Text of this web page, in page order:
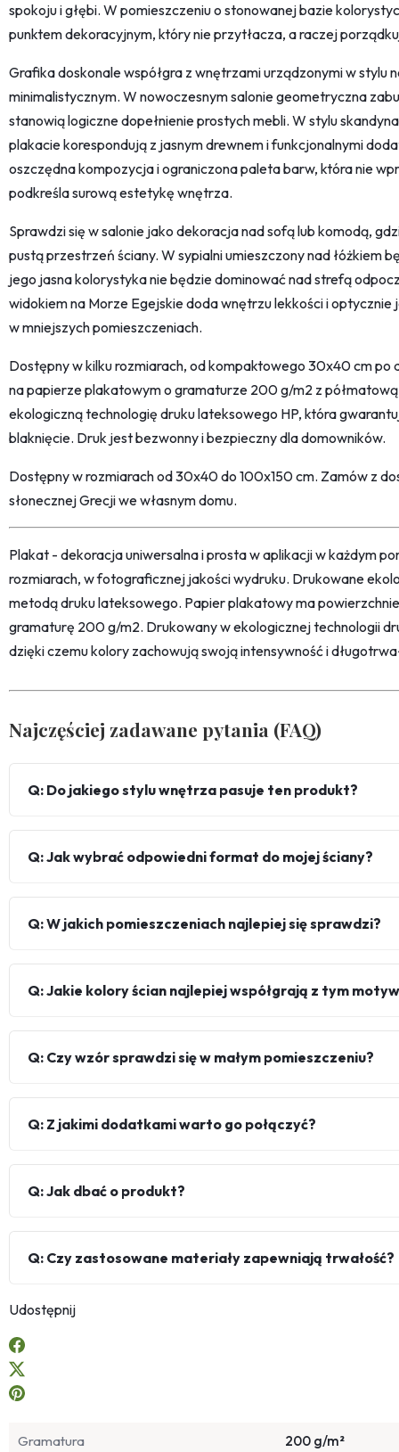
spokoju i głębi. W pomieszczeniu o stonowanej bazie
punktem dekoracyjnym, który nie przytłacza, a raczej
Grafika doskonale współgra z wnętrzami urządzonymi w stylu
minimalistycznym. W nowoczesnym salonie geometryczna
stanowią logiczne dopełnienie prostych mebli. W stylu
plakacie korespondują z jasnym drewnem i funkcjonalnymi
oszczędna kompozycja i ograniczona paleta barw, która nie
podkreśla surową estetykę wnętrza.
Sprawdzi się w salonie jako dekoracja nad sofą lub komodą,
pustą przestrzeń ściany. W sypialni umieszczony nad łóżkiem
jego jasna kolorystyka nie będzie dominować nad strefą
widokiem na Morze Egejskie doda wnętrzu lekkości i optycznie
w mniejszych pomieszczeniach.
Dostępny w kilku rozmiarach, od kompaktowego 30x40 cm
na papierze plakatowym o gramaturze 200 g/m2 z
ekologiczną technologię druku lateksowego HP, która
blaknięcie. Druk jest bezwonny i bezpieczny dla domowników.
Dostępny w rozmiarach od 30x40 do 100x150 cm. Zamów z
słonecznej Grecji we własnym domu.
Plakat - dekoracja uniwersalna i prosta w aplikacji w każdym
rozmiarach, w fotograficznej jakości wydruku. Drukowane
metodą druku lateksowego. Papier plakatowy ma
gramaturę 200 g/m2. Drukowany w ekologicznej technologii
dzięki czemu kolory zachowują swoją intensywność i
Najczęściej zadawane pytania (FAQ)
Q: Do jakiego stylu wnętrza pasuje ten produkt?
Q: Jak wybrać odpowiedni format do mojej ściany?
Q: W jakich pomieszczeniach najlepiej się sprawdzi?
Q: Jakie kolory ścian najlepiej współgrają z tym
Q: Czy wzór sprawdzi się w małym pomieszczeniu?
Q: Z jakimi dodatkami warto go połączyć?
Q: Jak dbać o produkt?
Q: Czy zastosowane materiały zapewniają trwałość?
Udostępnij
Gramatura 200 g/m²